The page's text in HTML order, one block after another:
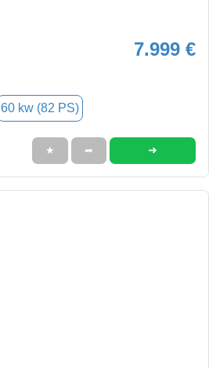
7.999 €
60 kw (82 PS)
★ ➦ ➜